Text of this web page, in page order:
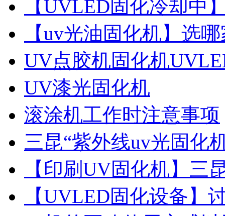
【UVLED固化冷却中
【uv光油固化机】选
UV点胶机固化机
UV漆光固化机
滚涂机工作时注意事项
三昆“紫外线uv光固化
【印刷UV固化机】三
【UVLED固化设备】